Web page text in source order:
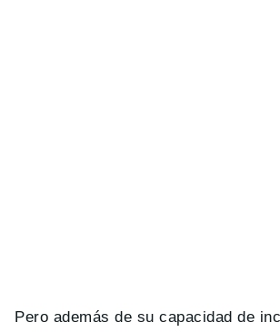
Pero además de su capacidad de